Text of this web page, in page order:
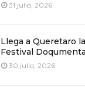
31 julio, 2026
Llega a Queretaro
Festival Doqumenta
30 julio, 2026